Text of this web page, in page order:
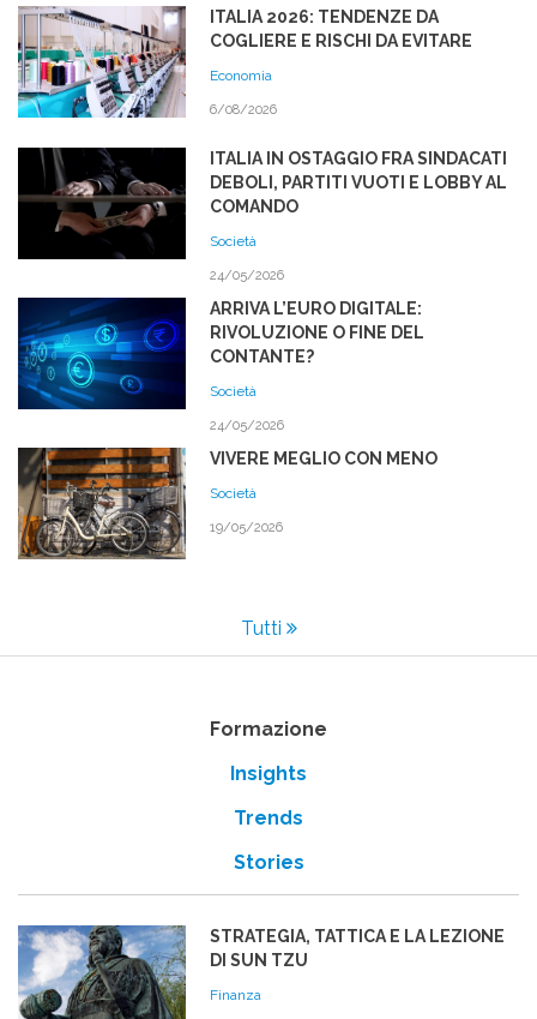
ITALIA 2026: TENDENZE DA
COGLIERE E RISCHI DA EVITARE
Economia
6/08/2026
ITALIA IN OSTAGGIO FRA SINDACATI
DEBOLI, PARTITI VUOTI E LOBBY AL
COMANDO
Società
24/05/2026
ARRIVA L’EURO DIGITALE:
RIVOLUZIONE O FINE DEL
CONTANTE?
Società
24/05/2026
VIVERE MEGLIO CON MENO
Società
19/05/2026
Tutti
Formazione
Insights
Trends
Stories
STRATEGIA, TATTICA E LA LEZIONE
DI SUN TZU
Finanza